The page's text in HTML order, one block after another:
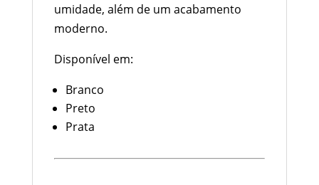
umidade, além de um acabamento
moderno.
Disponível em:
Branco
Preto
Prata